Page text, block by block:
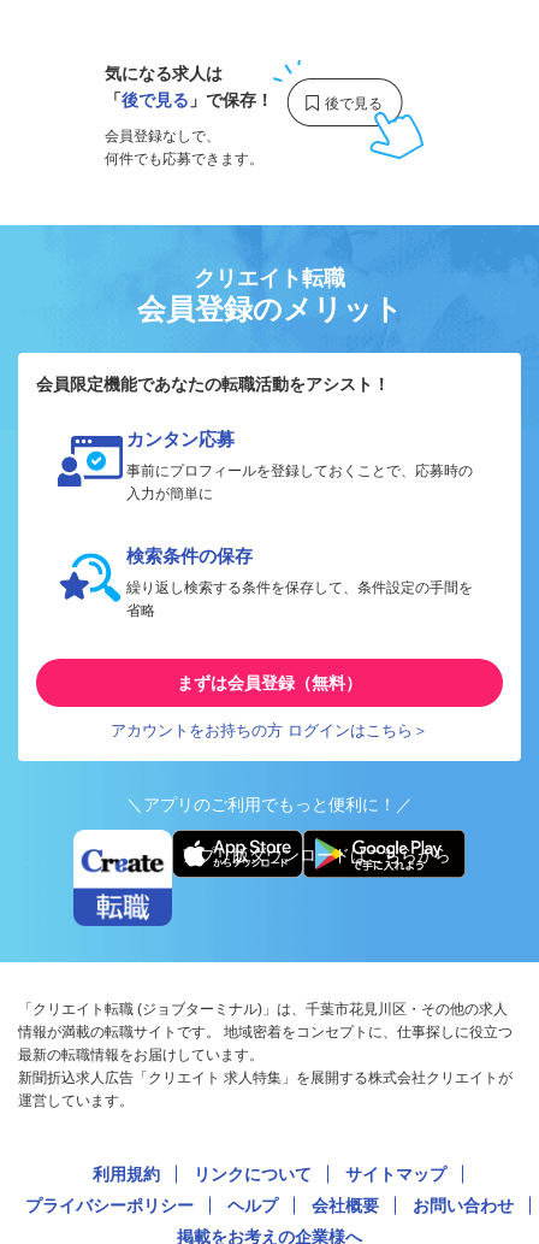
気になる求人は
「後で見る 」で保存！
会員登録なしで、
何件でも応募できます。
クリエイト転職
会員登録のメリット
会員限定機能であなたの転職活動をアシスト！
カンタン応募
事前にプロフィールを登録しておくことで、応募時の
入力が簡単に
検索条件の保存
繰り返し検索する条件を保存して、条件設定の手間を
省略
まずは会員登録（無料）
アカウントをお持ちの方 ログインはこちら＞
＼アプリのご利用でもっと便利に！／
アプリ版ダウンロードはこちらから
「クリエイト転職 (ジョブターミナル)」は、千葉市花見川区・その他の求人
情報が満載の転職サイトです。 地域密着をコンセプトに、仕事探しに役立つ
最新の転職情報をお届けしています。
新聞折込求人広告「クリエイト 求人特集」を展開する株式会社クリエイトが
運営しています。
利用規約 リンクについて
サイトマップ
プライバシーポリシー
ヘルプ 会社概要
お問い合わせ
掲載をお考えの企業様へ